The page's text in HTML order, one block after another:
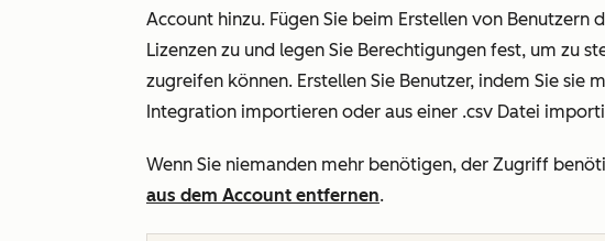
Account hinzu. Fügen Sie beim Erstellen von Benutzern
Lizenzen zu und legen Sie Berechtigungen fest, um zu
zugreifen können. Erstellen Sie Benutzer, indem Sie sie
Integration importieren oder aus einer .csv Datei
Wenn Sie niemanden mehr benötigen, der Zugriff
aus dem Account entfernen.